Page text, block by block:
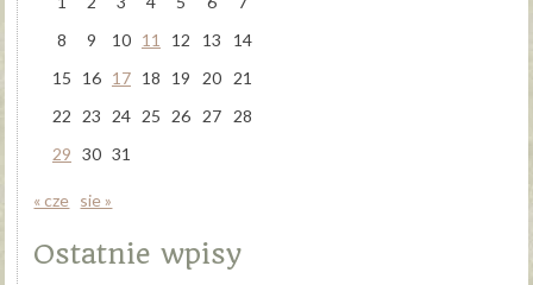
8
9 10 11 12 13
14
15
16 17 18 19 20
21
22
23 24 25 26 27
28
29 30 31
« cze sie »
Ostatnie wpisy